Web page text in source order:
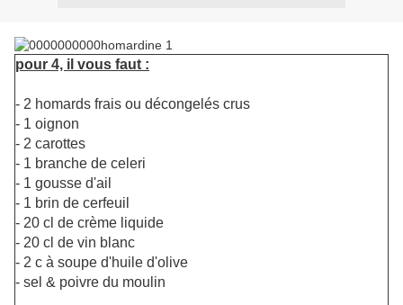
pour 4, il vous faut :
- 2 homards frais ou décongelés crus
- 1 oignon
- 2 carottes
- 1 branche de celeri
- 1 gousse d'ail
- 1 brin de cerfeuil
- 20 cl de crème liquide
- 20 cl de vin blanc
- 2 c à soupe d'huile d'olive
- sel & poivre du moulin